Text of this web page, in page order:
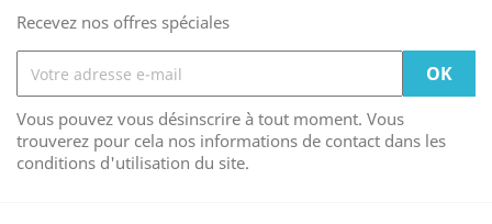
Recevez nos offres spéciales
Vous pouvez vous désinscrire à tout moment. Vous
trouverez pour cela nos informations de contact dans les
conditions d'utilisation du site.